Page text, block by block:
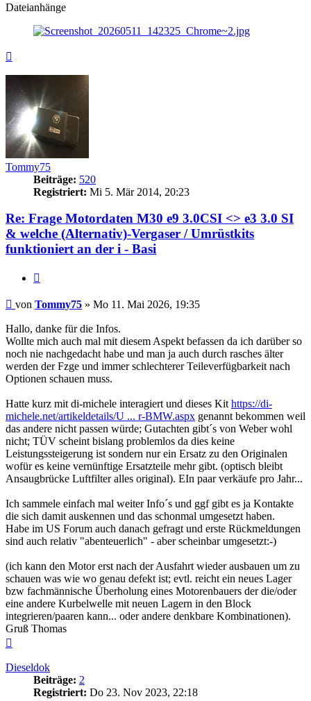
Dateianhänge
Tommy75
Beiträge: 520
Registriert: Mi 5. Mär 2014, 20:23
Re: Frage Motordaten M30 e9 3.0CSI <> e3 3.0 SI
& welche (Alternativ)-Vergaser / Umrüstkits
funktioniert an der i - Basi
Beitrag
von Tommy75 » Mo 11. Mai 2026, 19:35
Hallo, danke für die Infos.
Wollte mich auch mal mit diesem Aspekt befassen da ich darüber so
noch nie nachgedacht habe und man ja auch durch rasches älter
werden der Fzge und immer schlechterer Teileverfügbarkeit nach
Optionen schauen muss.
Hatte kurz mit di-michele interagiert und dieses Kit https://di-
michele.net/artikeldetails/U ... r-BMW.aspx genannt bekommen weil
das andere nicht passen würde; Gutachten gibt´s von Weber wohl
nicht; TÜV scheint bislang problemlos da dies keine
Leistungssteigerung ist sondern nur ein Ersatz zu den Originalen
wofür es keine vernünftige Ersatzteile mehr gibt. (optisch bleibt
Ansaugbrücke Luftfilter alles original). EIn paar verkäufe pro Jahr...
Ich sammele einfach mal weiter Info´s und ggf gibt es ja Kontakte
die sich damit auskennen und das schonmal umgesetzt haben.
Habe im US Forum auch danach gefragt und erste Rückmeldungen
sind auch relativ "abenteuerlich" - aber scheinbar umgesetzt:-)
(ich kann den Motor erst nach der Ausfahrt wieder ausbauen um zu
schauen was wie wo genau defekt ist; evtl. reicht ein neues Lager
bzw fachmännische Überholung eines Motorenbauers der die/oder
eine andere Kurbelwelle mit neuen Lagern in den Block
integrieren/paaren kann... oder andere denkbare Kombinationen).
Gruß Thomas
Dieseldok
Beiträge: 2
Registriert: Do 23. Nov 2023, 22:18